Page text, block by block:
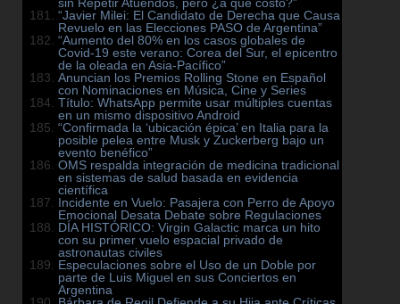
“Javier Milei: El Candidato de Derecha que Causa
Revuelo en las Elecciones PASO de Argentina”
“Aumento del 80% en los casos globales de
Covid-19 este verano: Corea del Sur, el epicentro
de la oleada en Asia-Pacífico”
Anuncian los Premios Rolling Stone en Español
con Nominaciones en Música, Cine y Series
Título: WhatsApp permite usar múltiples cuentas
en un mismo dispositivo Android
“Confirmada la ‘ubicación épica’ en Italia para la
posible pelea entre Musk y Zuckerberg bajo un
evento benéfico”
OMS respalda integración de medicina tradicional
en sistemas de salud basada en evidencia
científica
Incidente en Vuelo: Pasajera con Perro de Apoyo
Emocional Desata Debate sobre Regulaciones
DÍA HISTÓRICO: Virgin Galactic marca un hito
con su primer vuelo espacial privado de
astronautas civiles
Especulaciones sobre el Uso de un Doble por
parte de Luis Miguel en sus Conciertos en
Argentina